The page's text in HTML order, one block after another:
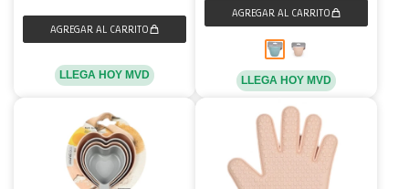
LLEGA HOY MVD LLEGA HOY MVD